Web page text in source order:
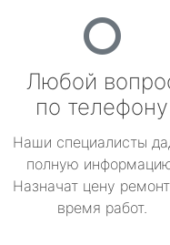
Любой
по телефону
Наши специалисты
полную
Назначат цену
время работ.